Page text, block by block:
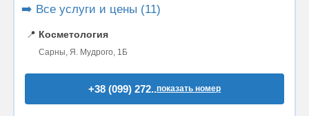
➡️ Все услуги и цены (11)
📍 Косметология
Сарны, Я. Мудрого, 1Б
+38 (099) 272..показать номер